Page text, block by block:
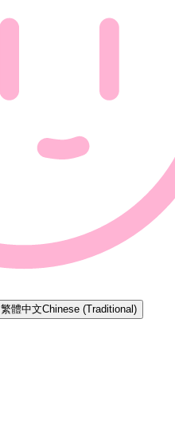
繁體中文Chinese (Traditional)